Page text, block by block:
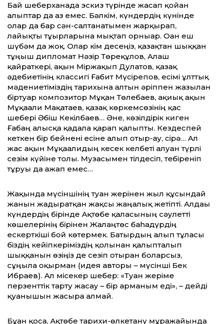
Бай шеберханада эскиз түрінде жасап қойған
алыптар да аз емес. Бәлкім, күндердің күнінде
олар да бар сән-салтанатымен жарқырап,
лайықты тұғырларына мықтап орнығар. Оған еш
шүбәм да жоқ. Олар кім десеңіз, қазақтан шыққан
тұңғыш дипломат Нәзір Төреқұлов, Алаш
қайраткері, ақын Міржақып Дулатов, қазақ
әдебиетінің классигі Ғабит Мүсірепов, есімі ұлттық
мәдениетіміздің тарихына алтын әріппен жазылған
біртуар композитор Мұқан Төлебаев, ақиық ақын
Мұқағали Мақатаев, қазақ көркемсөзінің қас
шебері Әбіш Кекілбаев… Әне, көзілдірік киген
Ғабаң алысқа қадала қарап қалыпты. Кездеспей
кеткен бір бейнені есіне алып отыр-ау, сірә… Ал
жас ақын Мұқағалидың кесек келбеті алуан түрлі
сезім күйіне толы. Музасымен тілдесіп, тебіреніп
тұруы да ғажап емес…
Жақында мүсіншінің туған жерінен жыл құсындай
жанын жадыратқан жақсы жаңалық жетіпті. Алдағы
күндердің бірінде Ақтөбе қаласының сәулетті
көшелерінің бірінен Жалаңтөс баһадүрдің
ескерткіші бой көтермек. Батырдың алып тұлғасы
біздің кейіпкеріміздің қолынан қалыпталып
шыққанын өзіңіз де сезіп отырған боларсыз,
сұңғыла оқырман (идея авторы – мүсінші Бек
Ибраев). Ал місекер шебер: «Туған жеріме
перзенттік тарту жасау – бір арманым еді», – дейді
қуанышын жасыра алмай.
Бұған қоса, Ақтөбе тарихи-өлкетану мұражайында